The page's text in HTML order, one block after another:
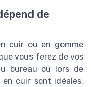
de
cuir ou en gomme
vous ferez de vos
bureau ou lors de
en cuir sont idéales.